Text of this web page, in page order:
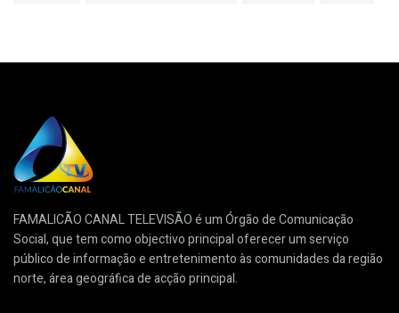
FAMALICÃO CANAL TELEVISÃO é um Órgão de Comunicação
Social, que tem como objectivo principal oferecer um serviço
público de informação e entretenimento às comunidades da região
norte, área geográfica de acção principal.